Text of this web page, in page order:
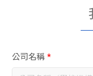
公司名稱 *